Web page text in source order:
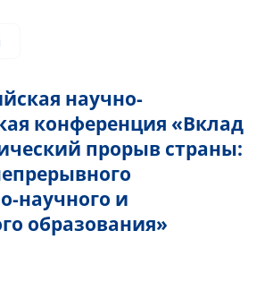
научно-
конференция «Вклад
прорыв страны:
научного и
образования»